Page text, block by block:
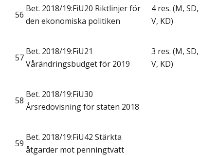
56
Bet. 2018/19:FiU20 Riktlinjer för
den ekonomiska politiken
4 res. (M, SD,
V, KD)
57
Bet. 2018/19:FiU21
Vårändringsbudget för 2019
3 res. (M, SD,
V, KD)
58
Bet. 2018/19:FiU30
Årsredovisning för staten 2018
59
Bet. 2018/19:FiU42 Stärkta
åtgärder mot penningtvätt